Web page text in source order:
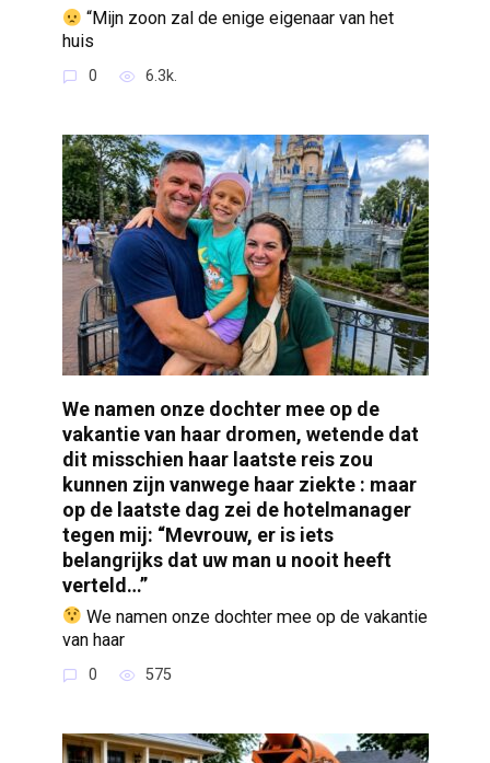
“Mijn zoon zal de enige eigenaar van het
huis
0 6.3k.
We namen onze dochter mee op de
vakantie van haar dromen, wetende dat
dit misschien haar laatste reis zou
kunnen zijn vanwege haar ziekte : maar
op de laatste dag zei de hotelmanager
tegen mij: “Mevrouw, er is iets
belangrijks dat uw man u nooit heeft
verteld…”
We namen onze dochter mee op de vakantie
van haar
0 575